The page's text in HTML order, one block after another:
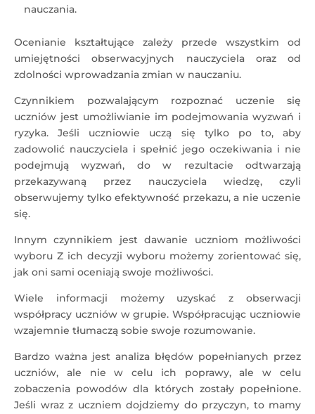
nauczania.
Ocenianie kształtujące zależy przede wszystkim od
umiejętności obserwacyjnych nauczyciela oraz od
zdolności wprowadzania zmian w nauczaniu.
Czynnikiem pozwalającym rozpoznać uczenie się
uczniów jest umożliwianie im podejmowania wyzwań i
ryzyka. Jeśli uczniowie uczą się tylko po to, aby
zadowolić nauczyciela i spełnić jego oczekiwania i nie
podejmują wyzwań, do w rezultacie odtwarzają
przekazywaną przez nauczyciela wiedzę, czyli
obserwujemy tylko efektywność przekazu, a nie uczenie
się.
Innym czynnikiem jest dawanie uczniom możliwości
wyboru Z ich decyzji wyboru możemy zorientować się,
jak oni sami oceniają swoje możliwości.
Wiele informacji możemy uzyskać z obserwacji
współpracy uczniów w grupie. Współpracując uczniowie
wzajemnie tłumaczą sobie swoje rozumowanie.
Bardzo ważna jest analiza błędów popełnianych przez
uczniów, ale nie w celu ich poprawy, ale w celu
zobaczenia powodów dla których zostały popełnione.
Jeśli wraz z uczniem dojdziemy do przyczyn, to mamy